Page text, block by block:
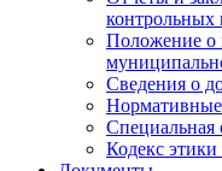
контрольных
Положение о
Сведения о
Специальная
Кодекс